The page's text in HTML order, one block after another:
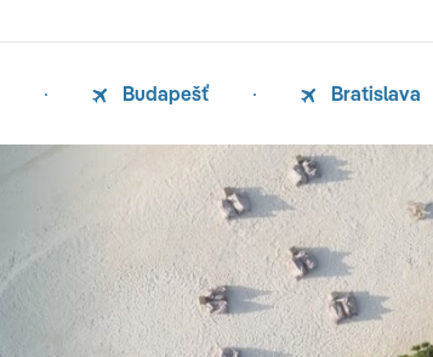
Budapešť Bratislava